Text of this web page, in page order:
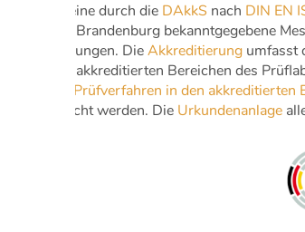
Wir sind eine durch die DAkkS nach DIN EN
vom Land Brandenburg bekanntgegebene
Erschütterungen. DieAkkreditierung umfasst
der in den akkreditierten Bereichen des
„Liste der Prüfverfahren in den akkreditierten
veröffentlicht werden. Die Urkundenanlage